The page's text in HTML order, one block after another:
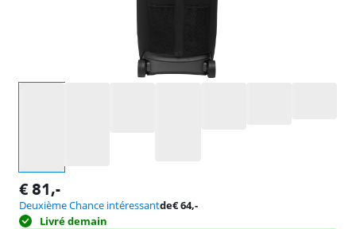
€ 81,-
Deuxième Chance intéressantde€64,-
Livré demain